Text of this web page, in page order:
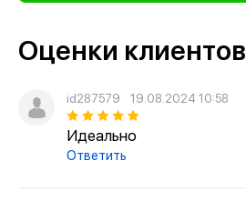
Оценки клиентов
id287579 19.08.2024 10:58
Идеально
Ответить